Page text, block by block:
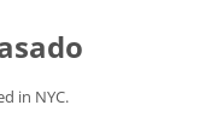
in NYC.